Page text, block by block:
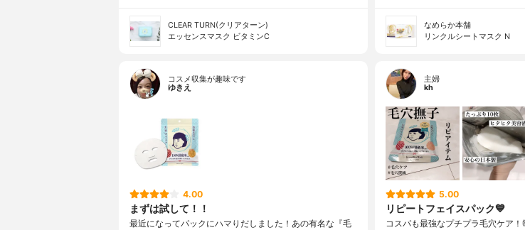
CLEAR TURN(クリアターン)
エッセンスマスク ビタミンC
なめらか本舗
リンクルシートマスク N
コスメ収集が趣味です
ゆきえ
4.00
まずは試して！！
最近になってパックにハマりだしました！あの有名な『毛
主婦
kh
5.00
リピートフェイスパック💙
コスパも最強なプチプラ毛穴ケア